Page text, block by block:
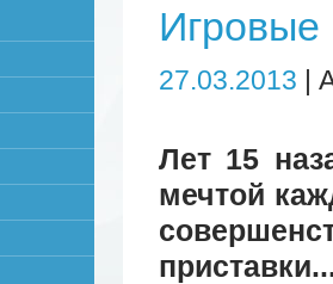
Игровые
27.03.2013 |
Лет 15
мечтой